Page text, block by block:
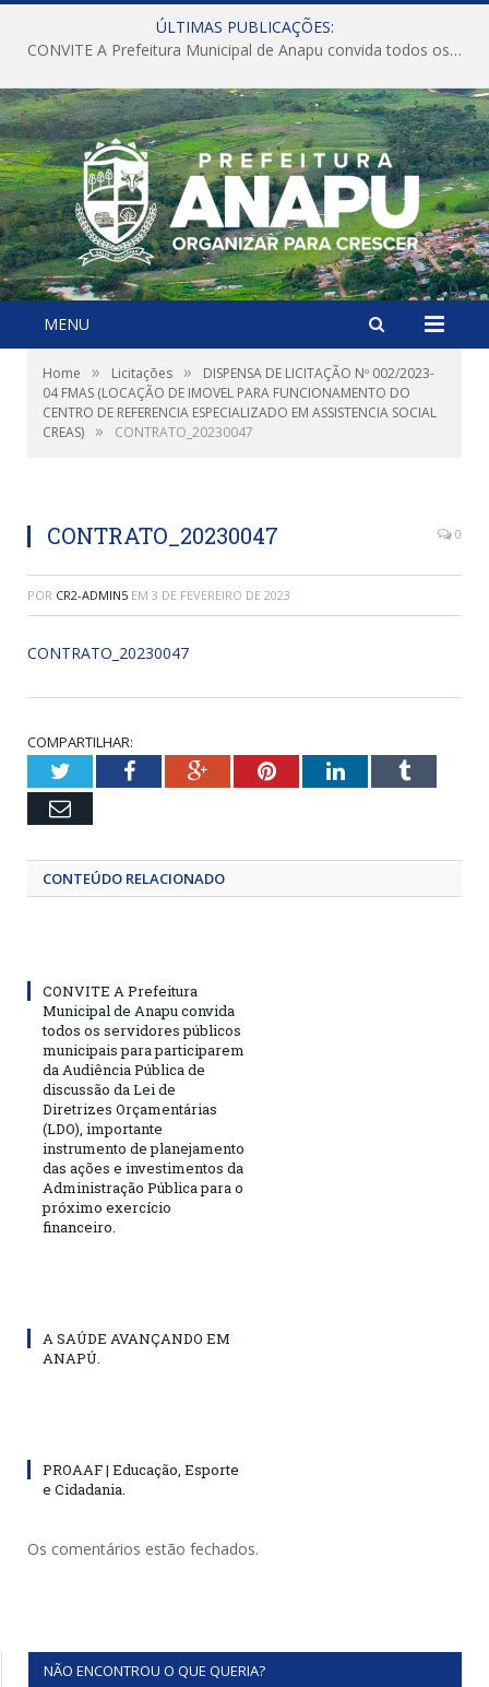
ÚLTIMAS PUBLICAÇÕES:
CONVITE A Prefeitura Municipal de Anapu convida todos os servidores públicos municipais para participarem da Audiência Pública de discussão da Lei de Diretrizes Orçamentárias (LDO), importante instrumento de planejamento das ações e investimentos da Administração Pública para o próximo exercício financeiro.
MENU
Home » Licitações »
DISPENSA DE LICITAÇÃO Nº 002/2023-
04 FMAS (LOCAÇÃO DE IMOVEL PARA FUNCIONAMENTO DO
CENTRO DE REFERENCIA ESPECIALIZADO EM ASSISTENCIA SOCIAL
CREAS) » CONTRATO_20230047
CONTRATO_20230047 0
POR CR2-ADMIN5 EM 3 DE FEVEREIRO DE 2023
CONTRATO_20230047
COMPARTILHAR:
TwitterFacebookGoogle+PinterestLinkedInTumblr
Email
CONTEÚDO RELACIONADO
CONVITE A Prefeitura
Municipal de Anapu convida
todos os servidores públicos
municipais para participarem
da Audiência Pública de
discussão da Lei de
Diretrizes Orçamentárias
(LDO), importante
instrumento de planejamento
das ações e investimentos da
Administração Pública para o
próximo exercício
financeiro.
A SAÚDE AVANÇANDO EM
ANAPÚ.
PROAAF | Educação, Esporte
e Cidadania.
Os comentários estão fechados.
NÃO ENCONTROU O QUE QUERIA?